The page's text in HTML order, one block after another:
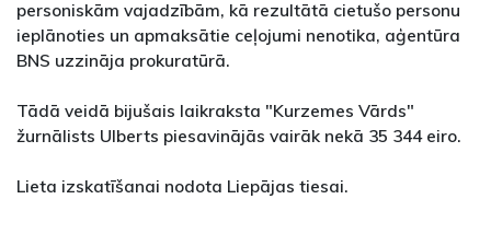
personiskām vajadzībām, kā rezultātā cietušo personu
ieplānoties un apmaksātie ceļojumi nenotika, aģentūra
BNS uzzināja prokuratūrā.
Tādā veidā bijušais laikraksta "Kurzemes Vārds"
žurnālists Ulberts piesavinājās vairāk nekā 35 344 eiro.
Lieta izskatīšanai nodota Liepājas tiesai.